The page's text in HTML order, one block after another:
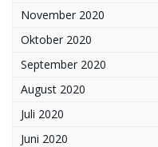
November 2020
Oktober 2020
September 2020
August 2020
Juli 2020
Juni 2020